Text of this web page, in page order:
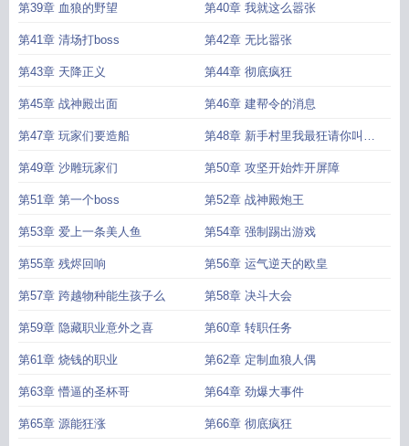
第39章 血狼的野望 第40章 我就这么嚣张
第41章 清场打boss 第42章 无比嚣张
第43章 天降正义 第44章 彻底疯狂
第45章 战神殿出面 第46章 建帮令的消息
第47章 玩家们要造船 第48章 新手村里我最狂请你叫我
圣杯王
第49章 沙雕玩家们 第50章 攻坚开始炸开屏障
第51章 第一个boss 第52章 战神殿炮王
第53章 爱上一条美人鱼 第54章 强制踢出游戏
第55章 残烬回响 第56章 运气逆天的欧皇
第57章 跨越物种能生孩子么 第58章 决斗大会
第59章 隐藏职业意外之喜 第60章 转职任务
第61章 烧钱的职业 第62章 定制血狼人偶
第63章 懵逼的圣杯哥 第64章 劲爆大事件
第65章 源能狂涨 第66章 彻底疯狂